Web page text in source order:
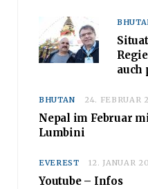
auch
BHUTAN 24. FEBRUAR
Nepal im Februar
Lumbini
EVEREST 12. JANUAR
Youtube – Infos